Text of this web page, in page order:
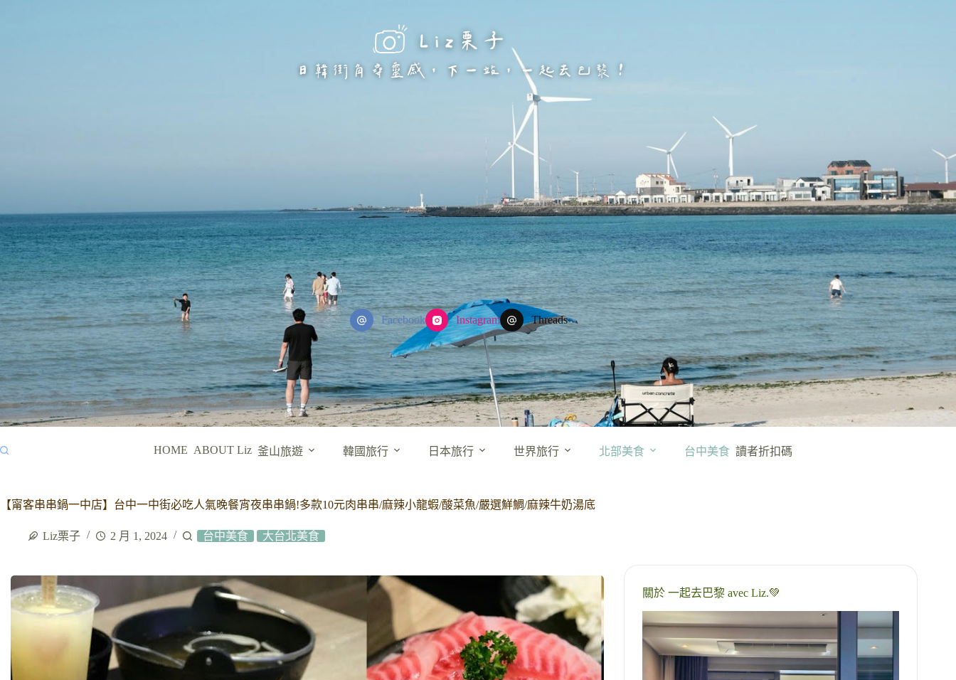
Facebook Instagram Threads
HOME ABOUT Liz 釜山旅遊 韓國旅行 日本旅行 世界旅行 北部美食 台中美食 讀者折扣碼
【甯客串串鍋一中店】台中一中街必吃人氣晚餐宵夜串串鍋!多款10元肉串串/麻辣小龍蝦/酸菜魚/嚴選鮮鯛/麻辣牛奶湯底
Liz栗子 2 月 1, 2024 台中美食 大台北美食
關於 一起去巴黎 avec Liz.💚